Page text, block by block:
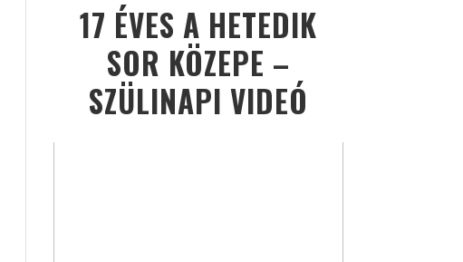
17 ÉVES A HETEDIK
SOR KÖZEPE –
SZÜLINAPI VIDEÓ